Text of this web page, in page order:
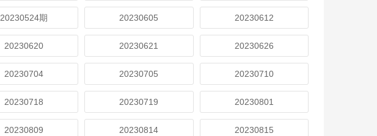
20230524期 20230605 20230612
20230620 20230621 20230626
20230704 20230705 20230710
20230718 20230719 20230801
20230809 20230814 20230815